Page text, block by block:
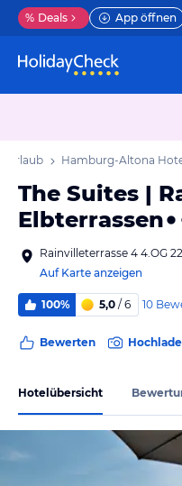
% Deals App öffnen
Urlaub Hamburg-Altona
The Suites |
Elbterrassen
Rainvilleterrasse 4 4.OG
Auf Karte anzeigen
100% 5,0 / 6 10
Bewerten
Hotelübersicht